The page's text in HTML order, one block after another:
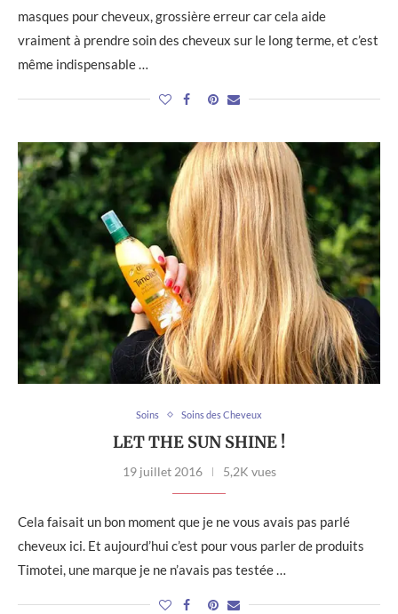
masques pour cheveux, grossière erreur car cela aide
vraiment à prendre soin des cheveux sur le long terme, et c’est
même indispensable …
Soins Soins des Cheveux
LET THE SUN SHINE !
19 juillet 2016 5,2K vues
Cela faisait un bon moment que je ne vous avais pas parlé
cheveux ici. Et aujourd’hui c’est pour vous parler de produits
Timotei, une marque je ne n’avais pas testée …